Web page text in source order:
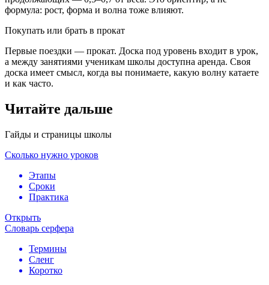
формула: рост, форма и волна тоже влияют.
Покупать или брать в прокат
Первые поездки — прокат. Доска под уровень входит в урок,
а между занятиями ученикам школы доступна аренда. Своя
доска имеет смысл, когда вы понимаете, какую волну катаете
и как часто.
Читайте дальше
Гайды и страницы школы
Сколько нужно уроков
Этапы
Сроки
Практика
Открыть
Словарь серфера
Термины
Сленг
Коротко